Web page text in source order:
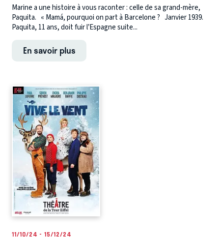
Marine a une histoire à vous raconter : celle de sa grand-mère,
Paquita. « Mamá, pourquoi on part à Barcelone ? Janvier 1939.
Paquita, 11 ans, doit fuir l’Espagne suite...
En savoir plus
11/10/24 - 15/12/24